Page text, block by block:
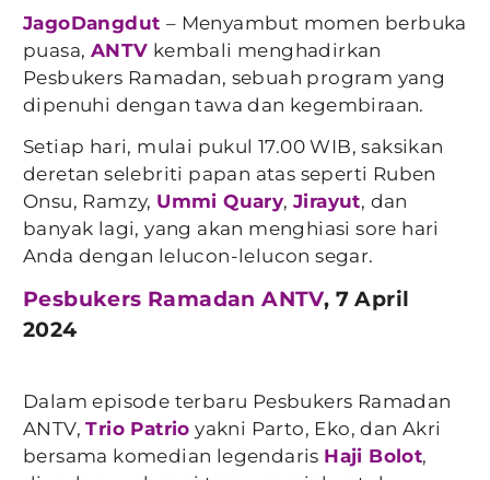
JagoDangdut – Menyambut momen berbuka
puasa, ANTV kembali menghadirkan
Pesbukers Ramadan, sebuah program yang
dipenuhi dengan tawa dan kegembiraan.
Setiap hari, mulai pukul 17.00 WIB, saksikan
deretan selebriti papan atas seperti Ruben
Onsu, Ramzy, Ummi Quary,Jirayut, dan
banyak lagi, yang akan menghiasi sore hari
Anda dengan lelucon-lelucon segar.
Pesbukers Ramadan ANTV, 7 April
2024
Dalam episode terbaru Pesbukers Ramadan
ANTV,Trio Patrio yakni Parto, Eko, dan Akri
bersama komedian legendaris Haji Bolot,